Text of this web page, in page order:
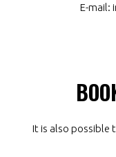
E-mail:
It is also possible